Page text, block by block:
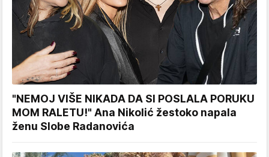
"NEMOJ VIŠE NIKADA DA SI POSLALA PORUKU
MOM RALETU!" Ana Nikolić žestoko napala
ženu Slobe Radanovića